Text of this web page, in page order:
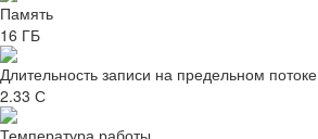
Память
16 ГБ
Длительность записи на предельном потоке
2.33 С
Температура работы